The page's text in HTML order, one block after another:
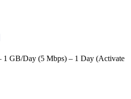
1 GB/Day (5 Mbps) – 1 Day (Activate